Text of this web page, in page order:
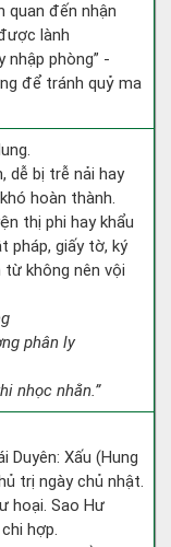
quan đến nhận
lành
nhập phòng” -
để tránh quỷ ma
dễ bị trễ nải hay
hoàn thành.
thị phi hay khẩu
pháp, giấy tờ, ký
không nên vội
phân ly
nhọc nhằn.”
Duyên: Xấu (Hung
trị ngày chủ nhật.
hoại. Sao Hư
hợp.